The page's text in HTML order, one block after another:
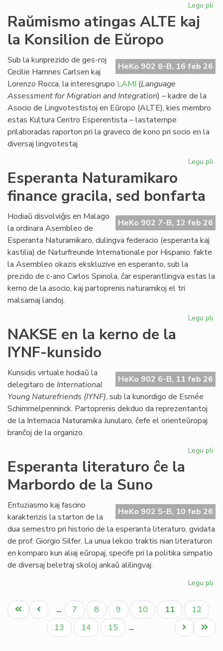
Legu pli
Raŭmismo atingas ALTE kaj
la Konsilion de Eŭropo
HeKo 902 8-B, 16 feb 26
Sub la kunprezido de ges-roj
Cecilie Hamnes Carlsen kaj
Lorenzo Rocca, la interesgrupo LAMI (Language
Assessment for Migration and Integration) – kadre de la
Asocio de Lingvotestistoj en Eŭropo (ALTE), kies membro
estas Kultura Centro Esperentista – lastatempe
prilaboradas raporton pri la graveco de kono pri socio en la
diversaj lingvotestaj
Legu pli
la
Esperanta Naturamikaro
finance gracila, sed bonfarta
HeKo 902 7-B, 12 feb 26
Hodiaŭ disvolviĝis en Malago
la ordinara Asembleo de
Esperanta Naturamikaro, dulingva federacio (esperanta kaj
kastilia) de Naturfreunde Internationale por Hispanio: fakte
la Asembleo okazis ekskluzive en esperanto, sub la
prezido de c-ano Carlos Spinola, ĉar esperantlingva estas la
kerno de la asocio, kaj partoprenis naturamikoj el tri
malsamaj landoj.
Legu pli
NAKSE en la kerno de la
IYNF-kunsido
HeKo 902 6-B, 11 feb 26
Kunsidis virtuale hodiaŭ la
delegitaro de International
Young Naturefriends (IYNF), sub la kunordigo de Esmée
Schimmelpenninck. Partoprenis dekduo da reprezentantoj
de la Internacia Naturamika Junularo, ĉefe el orienteŭropaj
branĉoj de la organizo.
Legu pli
de
Esperanta literaturo ĉe la
Marbordo de la Suno
HeKo 902 5-B, 10 feb 26
Entuziasmo kaj fascino
karakterizis la starton de la
dua semestro pri historio de la esperanta literaturo, gvidata
de prof. Giorgio Silfer. La unua lekcio traktis nian literaturon
en komparo kun aliaj eŭropaj, specife pri la politika simpatio
de diversaj beletraj skoloj ankaŭ alilingvaj.
Legu pli
la
Pagination
Unua
paĝo
Antaŭa
paĝo
… Paĝo
7 Paĝo
8 Paĝo
9 Paĝo
10
Aktuala
paĝo
11 Paĝo
12
Paĝo
13 Paĝo
14 Paĝo
15 …
Last
page
Next
page